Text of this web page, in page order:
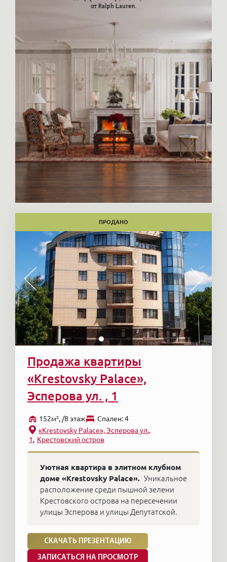
ПРОДАНО
Продажа квартиры
«Krestovsky Palace»,
Эсперова ул. , 1
152м², /8 этаж
Cпален: 4
«Krestovsky Palace», Эсперова ул.,
1
Крестовский остров
Уютная квартира в элитном клубном
доме «Krestovsky Palace». Уникальное
расположение среди пышной зелени
Крестовского острова на пересечении
улицы Эсперова и улицы Депутатской.
СКАЧАТЬ ПРЕЗЕНТАЦИЮ
ЗАПИСАТЬСЯ НА ПРОСМОТР